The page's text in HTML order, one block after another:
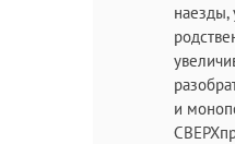
наезды,
и